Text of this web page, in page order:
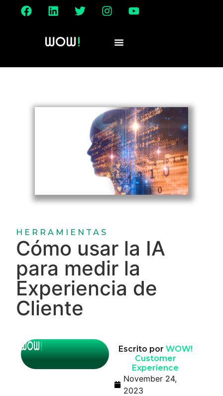
HERRAMIENTAS
Cómo usar la IA
para medir la
Experiencia de
Cliente
Escrito por WOW!
Customer
Experience
November 24,
2023